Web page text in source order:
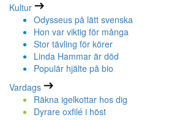
Kultur
Odysseus på lätt svenska
Hon var viktig för många
Stor tävling för körer
Linda Hammar är död
Populär hjälte på bio
Vardags
Räkna igelkottar hos dig
Dyrare oxfilé i höst